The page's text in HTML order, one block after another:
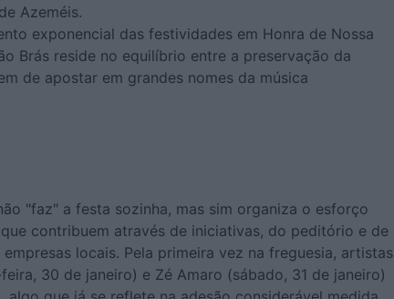
Azeméis.
exponencial das festividades em Honra de Nossa
Brás reside no equilíbrio entre a preservação da
de apostar em grandes nomes da música
"faz" a festa sozinha, mas sim organiza o esforço
contribuem através de iniciativas, do peditório e de
locais. Pela primeira vez na freguesia, artistas
30 de janeiro) e Zé Amaro (sábado, 31 de janeiro)